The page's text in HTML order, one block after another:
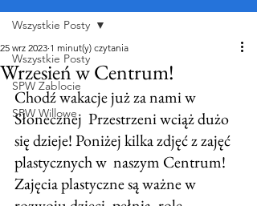
Wszystkie Posty
SPW Zablocie
SPW Willowe
Wszystkie Posty
Wrzesień w Centrum!
25 wrz 2023 1 minut(y) czytania
Chodź wakacje już za nami w
Słonecznej  Przestrzeni wciąż dużo
się dzieje! Poniżej kilka zdjęć z zajęć
plastycznych w  naszym Centrum!
Zajęcia plastyczne są ważne w